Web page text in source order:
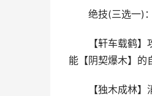
绝技(三选一)：
【轩车载鹤】攻
能【阴契爆木】的
【独木成林】消